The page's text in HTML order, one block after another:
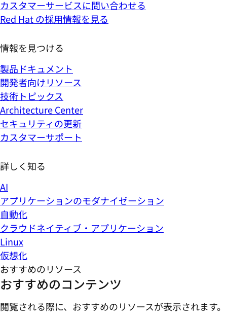
カスタマーサービスに問い合わせる
Red Hat の採用情報を見る
情報を見つける
製品ドキュメント
開発者向けリソース
技術トピックス
Architecture Center
セキュリティの更新
カスタマーサポート
詳しく知る
AI
アプリケーションのモダナイゼーション
自動化
クラウドネイティブ・アプリケーション
Linux
仮想化
おすすめのリソース
おすすめのコンテンツ
閲覧される際に、おすすめのリソースが表示されます。